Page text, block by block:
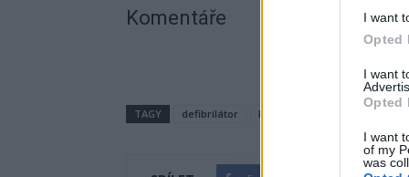
I want
Opted
I want
Opted
I want
of my
was
Komentáře
TAGY defibrilátor hlídka Střední